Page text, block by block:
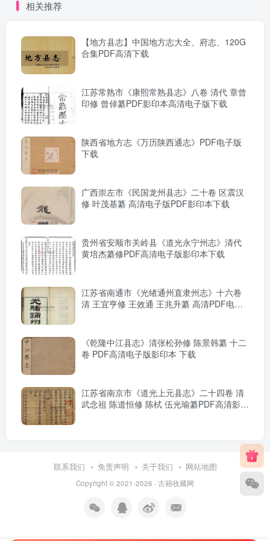
相关推荐
【地方县志】中国地方志大全、府志、120G
合集PDF高清下载
江苏常熟市《康熙常熟县志》八卷 清代 章曾
印修 曾倬纂PDF影印本高清电子版下载
陕西省地方志《万历陕西通志》PDF电子版
下载
广西崇左市《民国龙州县志》二十卷 区震汉
修 叶茂基纂 高清电子版PDF影印本下载
贵州省安顺市关岭县《道光永宁州志》清代
黄培杰纂修PDF高清电子版影印本下载
江苏省南通市《光绪通州直隶州志》十六卷
清 王宜亨修 王效通 王兆升纂 高清PDF电子
《乾隆中江县志》清张松孙修 陈景韩纂 十二
卷 PDF高清电子版影印本 下载
江苏省南京市《道光上元县志》二十四卷 清
武念祖 陈道恒修 陈栻 伍光瑜纂PDF高清影印
联系我们 免责声明 关于我们 网站地图
Copyright © 2021-2026 · 古籍收藏网